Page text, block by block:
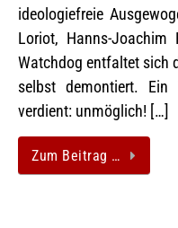
ideologiefreie
Loriot, Hanns-Joachim
Watchdog entfaltet sich
selbst demontiert.
verdient: unmöglich! […]
Zum Beitrag …